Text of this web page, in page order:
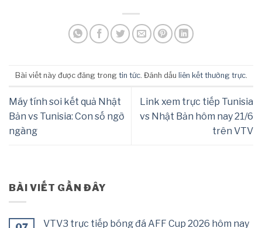
Bài viết này được đăng trong tin tức. Đánh dấu liên kết thường trực.
Máy tính soi kết quả Nhật
Bản vs Tunisia: Con số ngỡ
ngàng
Link xem trực tiếp Tunisia
vs Nhật Bản hôm nay 21/6
trên VTV
BÀI VIẾT GẦN ĐÂY
VTV3 trực tiếp bóng đá AFF Cup 2026 hôm nay